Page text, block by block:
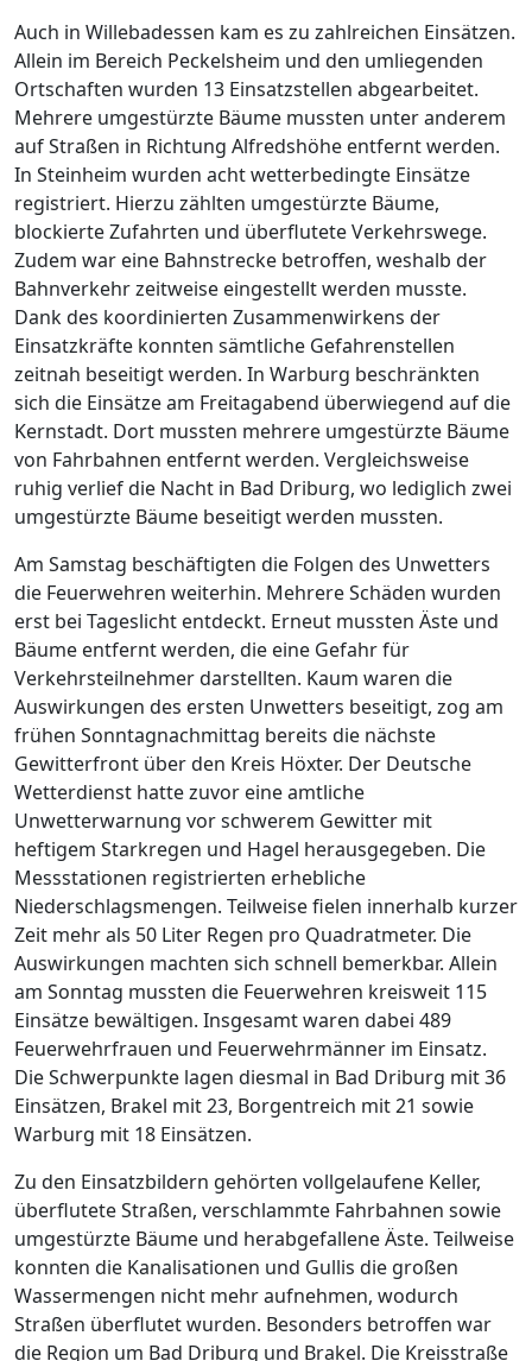
Auch in Willebadessen kam es zu zahlreichen Einsätzen.
Allein im Bereich Peckelsheim und den umliegenden
Ortschaften wurden 13 Einsatzstellen abgearbeitet.
Mehrere umgestürzte Bäume mussten unter anderem
auf Straßen in Richtung Alfredshöhe entfernt werden.
In Steinheim wurden acht wetterbedingte Einsätze
registriert. Hierzu zählten umgestürzte Bäume,
blockierte Zufahrten und überflutete Verkehrswege.
Zudem war eine Bahnstrecke betroffen, weshalb der
Bahnverkehr zeitweise eingestellt werden musste.
Dank des koordinierten Zusammenwirkens der
Einsatzkräfte konnten sämtliche Gefahrenstellen
zeitnah beseitigt werden. In Warburg beschränkten
sich die Einsätze am Freitagabend überwiegend auf die
Kernstadt. Dort mussten mehrere umgestürzte Bäume
von Fahrbahnen entfernt werden. Vergleichsweise
ruhig verlief die Nacht in Bad Driburg, wo lediglich zwei
umgestürzte Bäume beseitigt werden mussten.
Am Samstag beschäftigten die Folgen des Unwetters
die Feuerwehren weiterhin. Mehrere Schäden wurden
erst bei Tageslicht entdeckt. Erneut mussten Äste und
Bäume entfernt werden, die eine Gefahr für
Verkehrsteilnehmer darstellten. Kaum waren die
Auswirkungen des ersten Unwetters beseitigt, zog am
frühen Sonntagnachmittag bereits die nächste
Gewitterfront über den Kreis Höxter. Der Deutsche
Wetterdienst hatte zuvor eine amtliche
Unwetterwarnung vor schwerem Gewitter mit
heftigem Starkregen und Hagel herausgegeben. Die
Messstationen registrierten erhebliche
Niederschlagsmengen. Teilweise fielen innerhalb kurzer
Zeit mehr als 50 Liter Regen pro Quadratmeter. Die
Auswirkungen machten sich schnell bemerkbar. Allein
am Sonntag mussten die Feuerwehren kreisweit 115
Einsätze bewältigen. Insgesamt waren dabei 489
Feuerwehrfrauen und Feuerwehrmänner im Einsatz.
Die Schwerpunkte lagen diesmal in Bad Driburg mit 36
Einsätzen, Brakel mit 23, Borgentreich mit 21 sowie
Warburg mit 18 Einsätzen.
Zu den Einsatzbildern gehörten vollgelaufene Keller,
überflutete Straßen, verschlammte Fahrbahnen sowie
umgestürzte Bäume und herabgefallene Äste. Teilweise
konnten die Kanalisationen und Gullis die großen
Wassermengen nicht mehr aufnehmen, wodurch
Straßen überflutet wurden. Besonders betroffen war
die Region um Bad Driburg und Brakel. Die Kreisstraße